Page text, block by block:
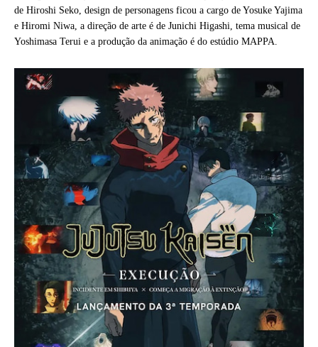
de Hiroshi Seko, design de personagens ficou a cargo de Yosuke Yajima
e Hiromi Niwa, a direção de arte é de Junichi Higashi, tema musical de
Yoshimasa Terui e a produção da animação é do estúdio MAPPA.